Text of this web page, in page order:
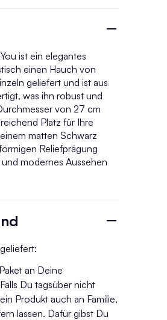
ist ein elegantes
einen Hauch von
geliefert und ist aus
was ihn robust und
von 27 cm
Platz für Ihre
matten Schwarz
Reliefprägung
modernes Aussehen
geliefert:
an Deine
Du tagsüber nicht
Produkt auch an Familie,
lassen. Dafür gibst Du